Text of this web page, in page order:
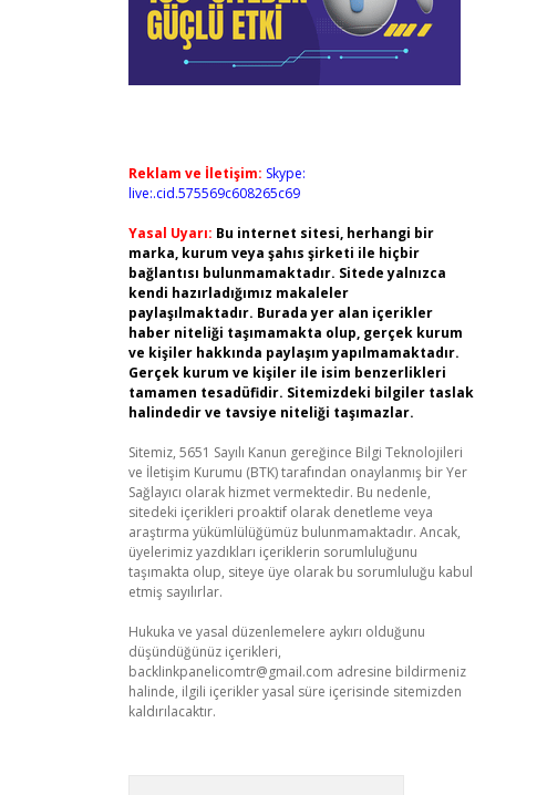
Reklam ve İletişim: Skype:
live:.cid.575569c608265c69
Yasal Uyarı: Bu internet sitesi, herhangi bir
marka, kurum veya şahıs şirketi ile hiçbir
bağlantısı bulunmamaktadır. Sitede yalnızca
kendi hazırladığımız makaleler
paylaşılmaktadır. Burada yer alan içerikler
haber niteliği taşımamakta olup, gerçek kurum
ve kişiler hakkında paylaşım yapılmamaktadır.
Gerçek kurum ve kişiler ile isim benzerlikleri
tamamen tesadüfidir. Sitemizdeki bilgiler taslak
halindedir ve tavsiye niteliği taşımazlar.
Sitemiz, 5651 Sayılı Kanun gereğince Bilgi Teknolojileri
ve İletişim Kurumu (BTK) tarafından onaylanmış bir Yer
Sağlayıcı olarak hizmet vermektedir. Bu nedenle,
sitedeki içerikleri proaktif olarak denetleme veya
araştırma yükümlülüğümüz bulunmamaktadır. Ancak,
üyelerimiz yazdıkları içeriklerin sorumluluğunu
taşımakta olup, siteye üye olarak bu sorumluluğu kabul
etmiş sayılırlar.
Hukuka ve yasal düzenlemelere aykırı olduğunu
düşündüğünüz içerikleri,
backlinkpanelicomtr@gmail.com adresine bildirmeniz
halinde, ilgili içerikler yasal süre içerisinde sitemizden
kaldırılacaktır.